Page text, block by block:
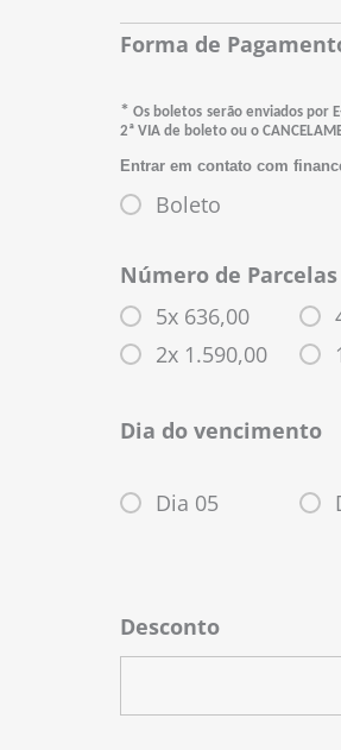
Forma de
Boleto
* Os boletos serão enviados por
2ª VIA de boleto ou o
Entrar em contato com
Número de Parcelas
5x 636,00
2x 1.590,00
Dia do vencimento
Dia 05
Desconto